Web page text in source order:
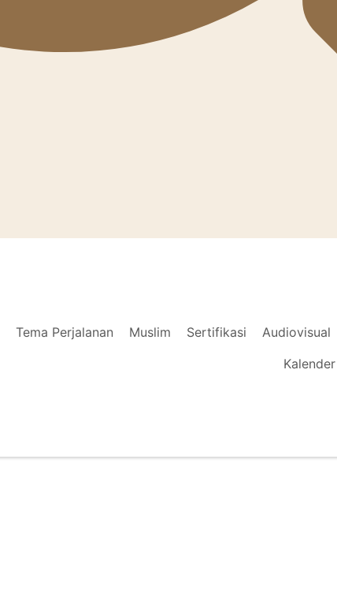
Tema Perjalanan Muslim Sertifikasi Audiovisual
Kalender